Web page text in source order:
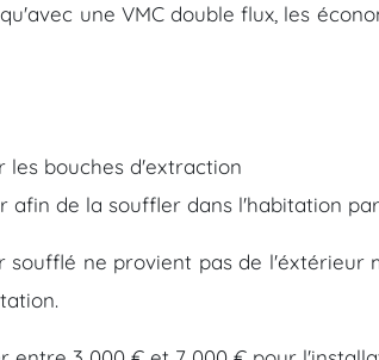
une VMC double flux, les
les bouches d'extraction
de la souffler dans l'habitation
ne provient pas de